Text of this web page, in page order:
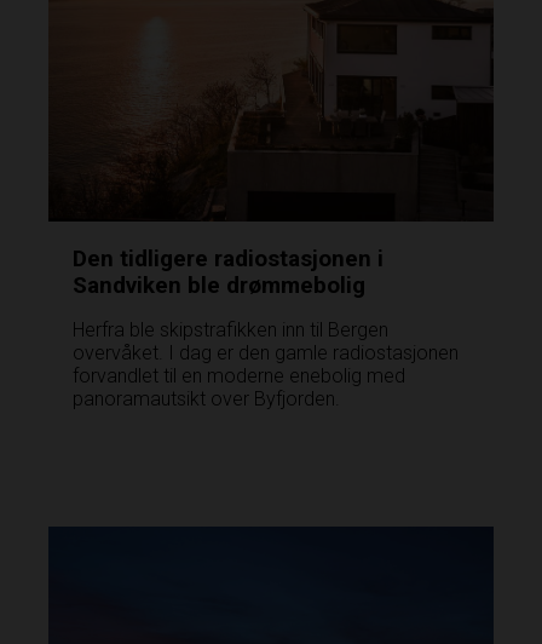
Den tidligere radiostasjonen i
Sandviken ble drømmebolig
Herfra ble skipstrafikken inn til Bergen
overvåket. I dag er den gamle radiostasjonen
forvandlet til en moderne enebolig med
panoramautsikt over Byfjorden.